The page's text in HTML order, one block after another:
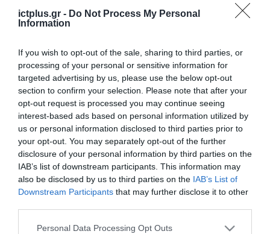
ictplus.gr - Do Not Process My Personal
Information
If you wish to opt-out of the sale, sharing to third parties, or
processing of your personal or sensitive information for
targeted advertising by us, please use the below opt-out
section to confirm your selection. Please note that after your
opt-out request is processed you may continue seeing
interest-based ads based on personal information utilized by
us or personal information disclosed to third parties prior to
your opt-out. You may separately opt-out of the further
disclosure of your personal information by third parties on the
IAB’s list of downstream participants. This information may
also be disclosed by us to third parties on the IAB’s List of
Downstream Participants that may further disclose it to other
Please note that this website/app uses one or more Google
Personal Data Processing Opt Outs
ενίσχυση της διαφάνειας στις συναλλαγές
ακινήτων. Η σχετική διάταξη ενσωματώθηκε
πριν από λίγο για δημόσια διαβούλευση και
επιφέρει σοβαρές […]